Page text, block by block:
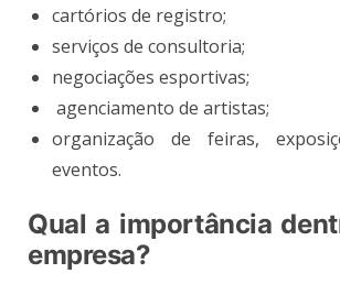
cartórios de registro;
serviços de consultoria;
negociações esportivas;
agenciamento de artistas;
organização de feiras,
eventos.
Qual a importância
empresa?